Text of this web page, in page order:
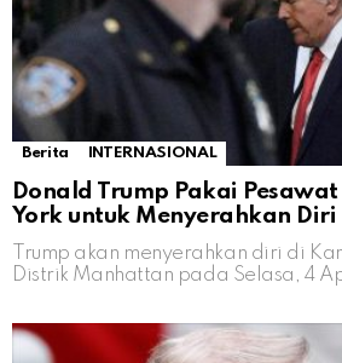
Berita INTERNASIONAL
Donald Trump Pakai
York untuk Menyerahkan Diri
Trump akan menyerahkan diri di
Distrik Manhattan pada Selasa, 4